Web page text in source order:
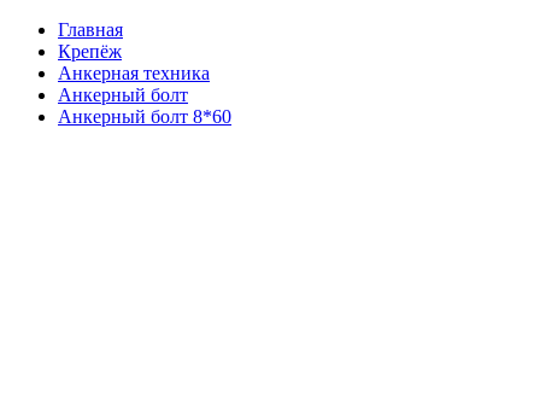
Главная
Крепёж
Анкерная техника
Анкерный болт
Анкерный болт 8*60